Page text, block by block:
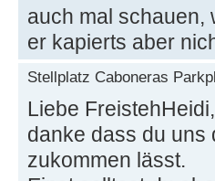
auch mal schauen,
er kapierts aber
Stellplatz Caboneras
Liebe FreistehHeidi,
danke dass du uns
zukommen lässt.